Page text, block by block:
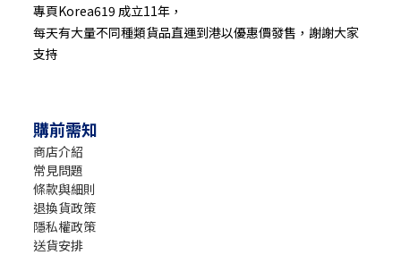
專頁Korea619 成立11年，
每天有大量不同種類貨品直運到港以優惠價發售，謝謝大家
支持
購前需知
商店介紹
常見問題
條款與細則
退換貨政策
隱私權政策
送貨安排